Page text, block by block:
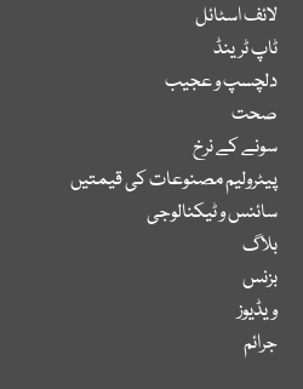
لائف اسٹائل
ٹاپ ٹرینڈ
دلچسپ و عجیب
صحت
سونے کے نرخ
پیٹرولیم مصنوعات کی قیمتیں
سائنس و ٹیکنالوجی
بلاگ
بزنس
ویڈیوز
جرائم